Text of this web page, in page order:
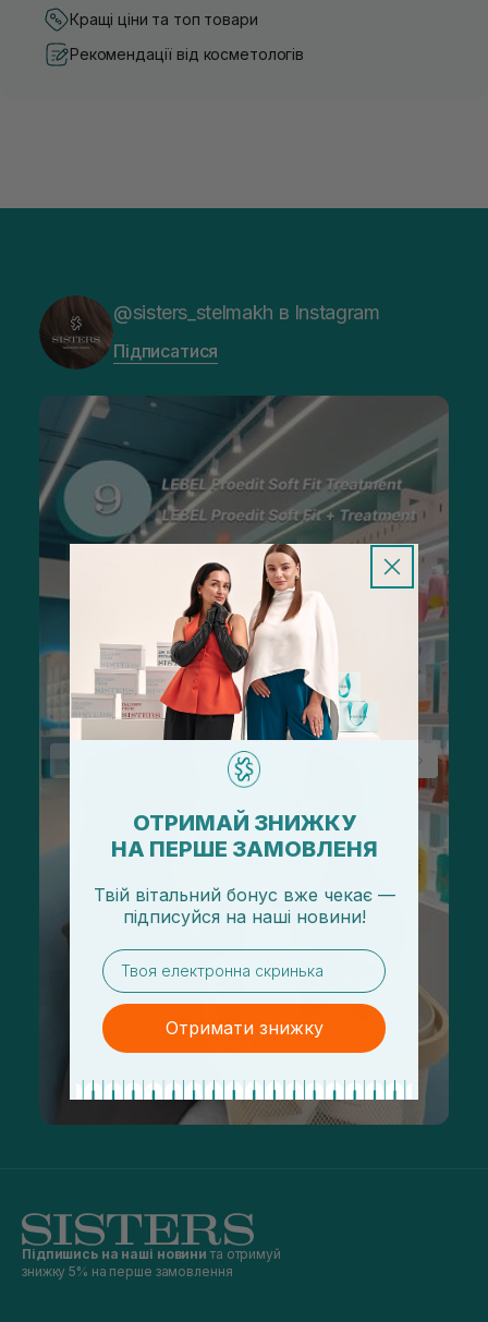
Кращі ціни та топ товари
Рекомендації від косметологів
@sisters_stelmakh в Instagram
Підписатися
Підпишись на наші новини та отримуй
знижку 5% на перше замовлення
ОТРИМАЙ ЗНИЖКУ
НА ПЕРШЕ ЗАМОВЛЕНЯ
Твій вітальний бонус вже чекає —
підписуйся на наші новини!
email
Отримати знижку